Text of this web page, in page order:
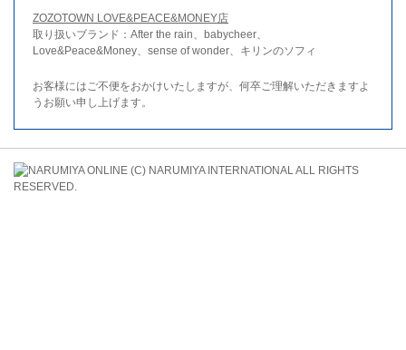
ZOZOTOWN LOVE&PEACE&MONEY店
取り扱いブランド：After the rain、babycheer、
Love&Peace&Money、sense of wonder、キリンのソフィ
お客様にはご不便をおかけいたしますが、何卒ご理解いただきますよ
うお願い申し上げます。